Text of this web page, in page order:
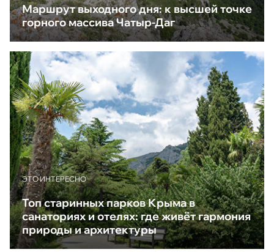
Маршрут выходного дня: к высшей точке
горного массива Чатыр-Даг
ЭТО ИНТЕРЕСНО
Топ старинных парков Крыма в
санаториях и отелях: где живёт гармония
природы и архитектуры